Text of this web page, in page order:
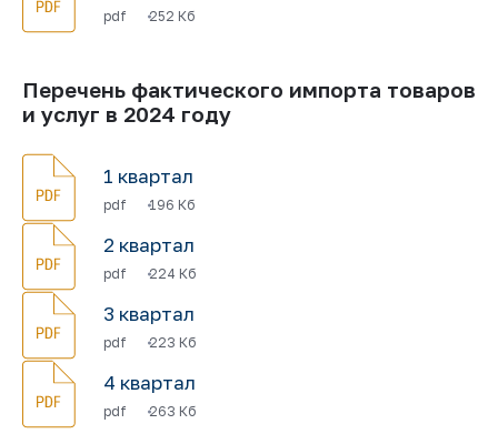
pdf 252 Кб
Перечень фактического импорта товаров
и услуг в 2024 году
1 квартал
pdf 196 Кб
2 квартал
pdf 224 Кб
3 квартал
pdf 223 Кб
4 квартал
pdf 263 Кб